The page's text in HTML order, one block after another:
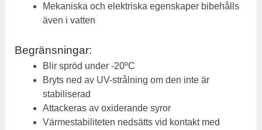
Mekaniska och elektriska egenskaper bibehålls
även i vatten
Begränsningar:
Blir spröd under -20ºC
Bryts ned av UV-strålning om den inte är
stabiliserad
Attackeras av oxiderande syror
Värmestabiliteten nedsätts vid kontakt med